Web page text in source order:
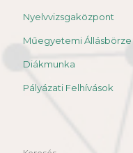
Nyelvvizsgaközpont
Műegyetemi Állásbörze
Diákmunka
Pályázati Felhívások